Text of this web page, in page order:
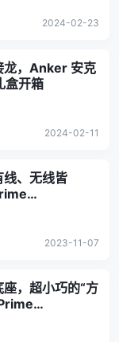
2024-02-23
龙，Anker 安克
盒开箱
2024-02-11
线、无线皆
2023-11-07
，超小巧的“方